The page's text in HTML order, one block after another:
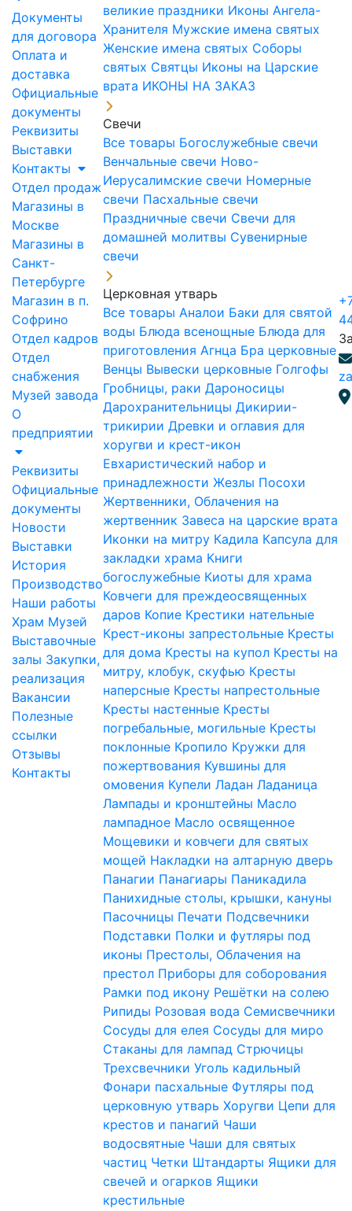
Документы
для договора
Оплата и
доставка
Официальные
документы
Реквизиты
Выставки
Контакты
Отдел продаж
Магазины в
Москве
Магазины в
Санкт-
Петербурге
Магазин в п.
Софрино
Отдел кадров
Отдел
снабжения
Музей завода
О
предприятии
Реквизиты
Официальные
документы
Новости
Выставки
История
Производство
Наши работы
Храм Музей
Выставочные
залы Закупки,
реализация
Вакансии
Полезные
ссылки
Отзывы
Контакты
великие праздники Иконы Ангела-
Хранителя Мужские имена святых
Женские имена святых Соборы
святых Святцы Иконы на Царские
врата ИКОНЫ НА ЗАКАЗ
Свечи
Все товары Богослужебные свечи
Венчальные свечи Ново-
Иерусалимские свечи Номерные
свечи Пасхальные свечи
Праздничные свечи Свечи для
домашней молитвы Сувенирные
свечи
Церковная утварь
Все товары Аналои Баки для святой
воды Блюда всенощные Блюда для
приготовления Агнца Бра церковные
Венцы Вывески церковные Голгофы
Гробницы, раки Дароносицы
Дарохранительницы Дикирии-
трикирии Древки и оглавия для
хоругви и крест-икон
Евхаристический набор и
принадлежности Жезлы Посохи
Жертвенники, Облачения на
жертвенник Завеса на царские врата
Иконки на митру Кадила Капсула для
закладки храма Книги
богослужебные Киоты для храма
Ковчеги для преждеосвященных
даров Копие Крестики нательные
Крест-иконы запрестольные Кресты
для дома Кресты на купол Кресты на
митру, клобук, скуфью Кресты
наперсные Кресты напрестольные
Кресты настенные Кресты
погребальные, могильные Кресты
поклонные Кропило Кружки для
пожертвования Кувшины для
омовения Купели Ладан Ладаница
Лампады и кронштейны Масло
лампадное Масло освященное
Мощевики и ковчеги для святых
мощей Накладки на алтарную дверь
Панагии Панагиары Паникадила
Панихидные столы, крышки, кануны
Пасочницы Печати Подсвечники
Подставки Полки и футляры под
иконы Престолы, Облачения на
престол Приборы для соборования
Рамки под икону Решётки на солею
Рипиды Розовая вода Семисвечники
Сосуды для елея Сосуды для миро
Стаканы для лампад Стрючицы
Трехсвечники Уголь кадильный
Фонари пасхальные Футляры под
церковную утварь Хоругви Цепи для
крестов и панагий Чаши
водосвятные Чаши для святых
частиц Четки Штандарты Ящики для
свечей и огарков Ящики
крестильные